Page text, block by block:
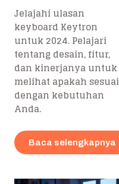
Jelajahi ulasan
keyboard Keytron
untuk 2024. Pelajari
tentang desain, fitur,
dan kinerjanya untuk
melihat apakah sesuai
dengan kebutuhan
Anda.
Baca selengkapnya